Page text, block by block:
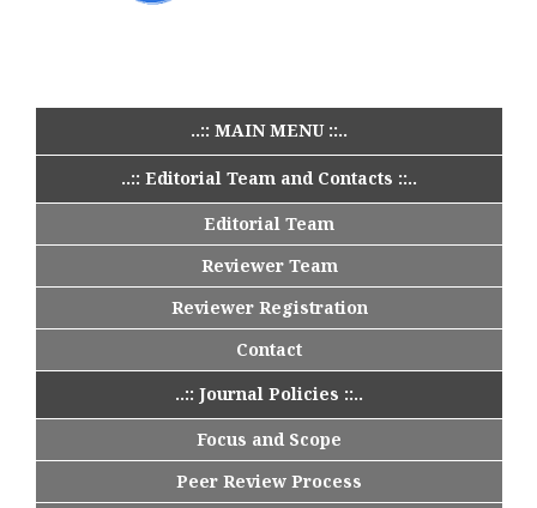
..:: MAIN MENU ::..
..:: Editorial Team and Contacts ::..
Editorial Team
Reviewer Team
Reviewer Registration
Contact
..:: Journal Policies ::..
Focus and Scope
Peer Review Process